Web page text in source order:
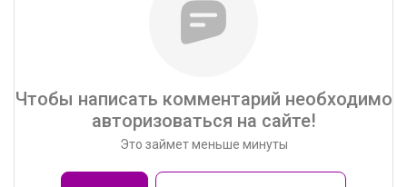
Чтобы написать комментарий необходимо
авторизоваться на сайте!
Это займет меньше минуты